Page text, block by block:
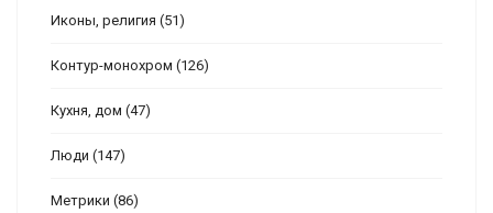
Иконы, религия (51)
Контур-монохром (126)
Кухня, дом (47)
Люди (147)
Метрики (86)